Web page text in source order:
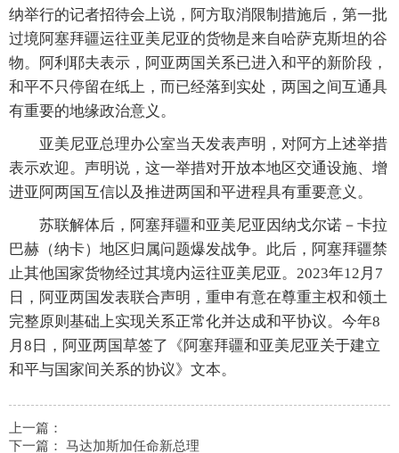
纳举行的记者招待会上说，阿方取消限制措施后，第一批
过境阿塞拜疆运往亚美尼亚的货物是来自哈萨克斯坦的谷
物。阿利耶夫表示，阿亚两国关系已进入和平的新阶段，
和平不只停留在纸上，而已经落到实处，两国之间互通具
有重要的地缘政治意义。
亚美尼亚总理办公室当天发表声明，对阿方上述举措
表示欢迎。声明说，这一举措对开放本地区交通设施、增
进亚阿两国互信以及推进两国和平进程具有重要意义。
苏联解体后，阿塞拜疆和亚美尼亚因纳戈尔诺－卡拉
巴赫（纳卡）地区归属问题爆发战争。此后，阿塞拜疆禁
止其他国家货物经过其境内运往亚美尼亚。2023年12月7
日，阿亚两国发表联合声明，重申有意在尊重主权和领土
完整原则基础上实现关系正常化并达成和平协议。今年8
月8日，阿亚两国草签了《阿塞拜疆和亚美尼亚关于建立
和平与国家间关系的协议》文本。
上一篇：
下一篇： 马达加斯加任命新总理